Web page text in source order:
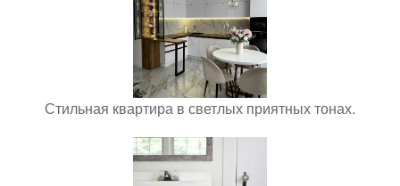
Стильная квартира в светлых приятных тонах.